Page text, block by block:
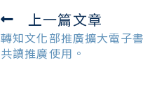
Read
more
articles
上一篇文章
轉知文化部推廣擴大電子
共讀推廣使用。